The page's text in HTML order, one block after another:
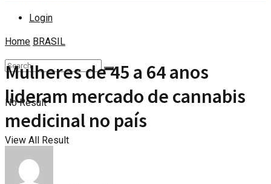
Login
No Result
View All Result
Home BRASIL
Mulheres de 45 a 64 anos
lideram mercado de cannabis
medicinal no país